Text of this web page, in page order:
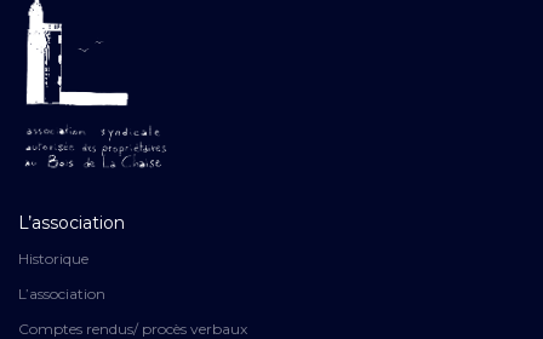
L’association
Historique
L’association
Comptes rendus/ procès verbaux